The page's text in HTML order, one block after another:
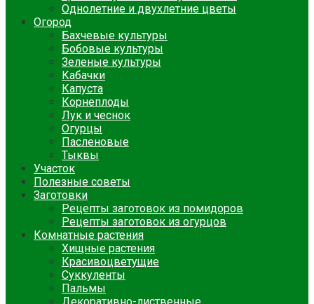
Однолетние и двухлетние цветы
Огород
Бахчевые культуры
Бобовые культуры
Зеленые культуры
Кабачки
Капуста
Корнеплоды
Лук и чеснок
Огурцы
Пасленовые
Тыквы
Участок
Полезные советы
Заготовки
Рецепты заготовок из помидоров
Рецепты заготовок из огурцов
Комнатные растения
Хищные растения
Красивоцветущие
Суккуленты
Пальмы